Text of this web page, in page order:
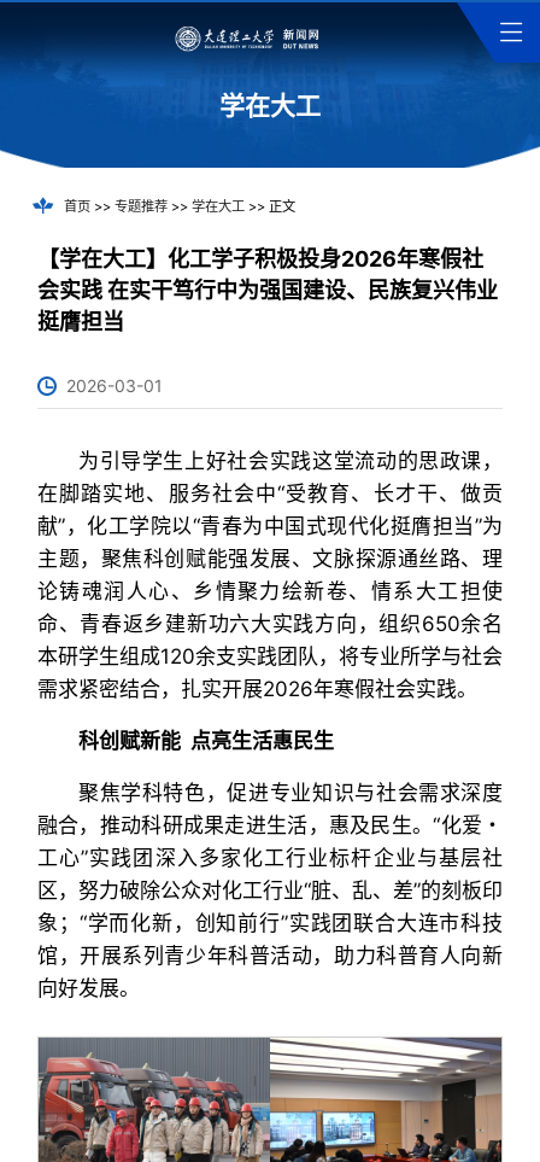
学在大工
首页>> 专题推荐>> 学在大工>> 正文
【学在大工】化工学子积极投身2026年寒假社
会实践 在实干笃行中为强国建设、民族复兴伟业
挺膺担当
2026-03-01
为引导学生上好社会实践这堂流动的思政课，
在脚踏实地、服务社会中“受教育、长才干、做贡
献”，化工学院以“青春为中国式现代化挺膺担当”为
主题，聚焦科创赋能强发展、文脉探源通丝路、理
论铸魂润人心、乡情聚力绘新卷、情系大工担使
命、青春返乡建新功六大实践方向，组织650余名
本研学生组成120余支实践团队，将专业所学与社会
需求紧密结合，扎实开展2026年寒假社会实践。
科创赋新能 点亮生活惠民生
聚焦学科特色，促进专业知识与社会需求深度
融合，推动科研成果走进生活，惠及民生。“化爱・
工心”实践团深入多家化工行业标杆企业与基层社
区，努力破除公众对化工行业“脏、乱、差”的刻板印
象；“学而化新，创知前行”实践团联合大连市科技
馆，开展系列青少年科普活动，助力科普育人向新
向好发展。